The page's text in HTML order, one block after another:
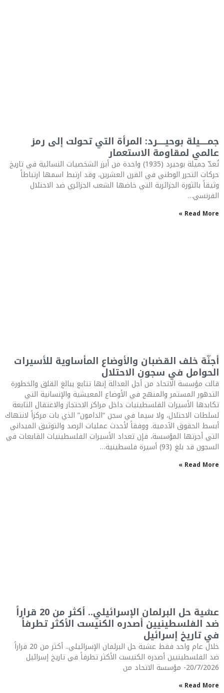
جمـــــيلة بوحيـــــرد: المرأة التي تحولت إلى رمز
عالمي لمقاومة الاستعمار
تُعدّ جميلة بوحيرد (1935) واحدة من أبرز الشخصيات النسائية في تاريخ
حركات التحرر الوطني في القرن العشرين، وقد ارتبط اسمها ارتباطاً
وثيقاً بالثورة الجزائرية التي خاضها الشعب الجزائري ضد الاحتلال
الفرنسي…
Read More »
أجنّة خلف القضبان والأوضاع المأساوية للأسيرات
الحوامل في سجون الاحتلال
قالت مؤسسة الاتحاد من أجل العدالة إنها تتابع ببالغ القلق والخطورة
التدهور المستمر والمنهج في الأوضاع المعيشية والإنسانية التي
تكابدها الأسيرات الفلسطينيات داخل مراكز الاحتجاز والاعتقال التابعة
لسلطات الاحتلال، ولا سيما في سجن “الدامون” الذي بات مركزاً لانتهاك
أبسط الحقوق الآدمية. ووفقاً لأحدث عمليات الرصد والتوثيق الميداني
التي أجرتها المؤسسة، فإن تعداد الأسيرات الفلسطينيات القابعات في
السجون قد بلغ (93) أسيرة فلسطينية…
Read More »
عشية حل البرلمان الإسرائيلي.. أكثر من 20 قراراً
ضد الفلسطينيين أصدره الكنيست الأكثر تطرفاً
في تاريخ إسرائيل
خلال عام واحد فقط عشية حل البرلمان الإسرائيلي.. أكثر من 20 قراراً
ضد الفلسطينيين أصدره الكنيست الأكثر تطرفاً في تاريخ إسرائيل
20/7/2026- مؤسسة الاتحاد من
Read More »